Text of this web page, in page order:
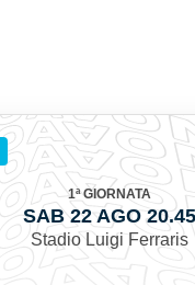
1ª GIORNATA
SAB 22 AGO 20.45
Stadio Luigi Ferraris